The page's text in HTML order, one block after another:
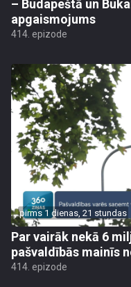
– Budapeštā un
apgaismojums
414. epizode
pirms 1 dienas, 21 stundas
Par vairāk nekā 6
pašvaldībās mainīs
414. epizode